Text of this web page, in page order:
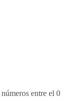
entre el 0